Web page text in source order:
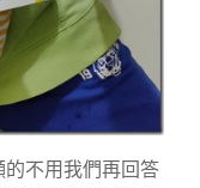
不用我們再回答